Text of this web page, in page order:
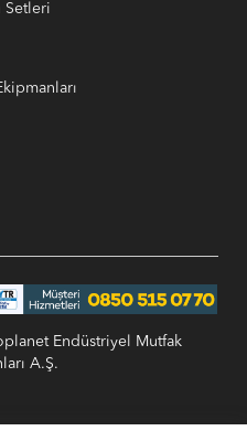
Setleri
Endüstriyel Mutfak
A.Ş.